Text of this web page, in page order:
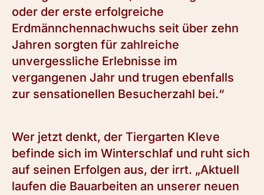
oder der erste erfolgreiche
Erdmännchennachwuchs seit über zehn
Jahren sorgten für zahlreiche
unvergessliche Erlebnisse im
vergangenen Jahr und trugen ebenfalls
zur sensationellen Besucherzahl bei.“
Wer jetzt denkt, der Tiergarten Kleve
befinde sich im Winterschlaf und ruht sich
auf seinen Erfolgen aus, der irrt. „Aktuell
laufen die Bauarbeiten an unserer neuen